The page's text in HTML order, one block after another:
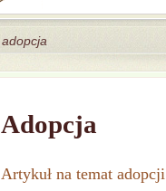
adopcja
Adopcja
Artykuł na temat